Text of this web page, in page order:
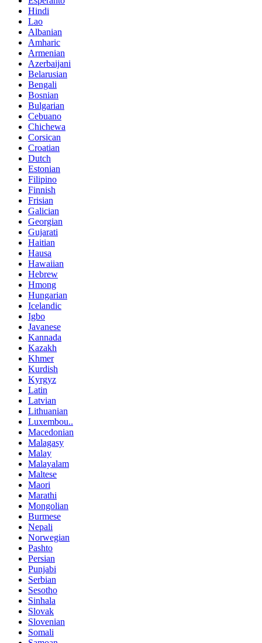
Hindi
Lao
Albanian
Amharic
Armenian
Azerbaijani
Belarusian
Bengali
Bosnian
Bulgarian
Cebuano
Chichewa
Corsican
Croatian
Dutch
Estonian
Filipino
Finnish
Frisian
Galician
Georgian
Gujarati
Haitian
Hausa
Hawaiian
Hebrew
Hmong
Hungarian
Icelandic
Igbo
Javanese
Kannada
Kazakh
Khmer
Kurdish
Kyrgyz
Latin
Latvian
Lithuanian
Luxembou..
Macedonian
Malagasy
Malay
Malayalam
Maltese
Maori
Marathi
Mongolian
Burmese
Nepali
Norwegian
Pashto
Persian
Punjabi
Serbian
Sesotho
Sinhala
Slovak
Slovenian
Somali